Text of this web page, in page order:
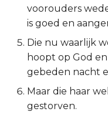
Ruth
2 Samuël
1 Koningen
voorouders
is goed en
Die nu waarlijk
hoopt op God
gebeden nacht
Maar die haar
gestorven.